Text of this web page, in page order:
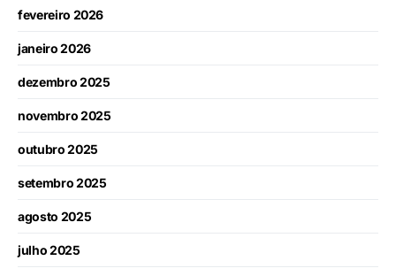
fevereiro 2026
janeiro 2026
dezembro 2025
novembro 2025
outubro 2025
setembro 2025
agosto 2025
julho 2025